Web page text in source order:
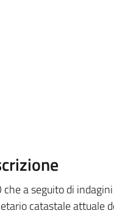
che a seguito di
catastale attuale